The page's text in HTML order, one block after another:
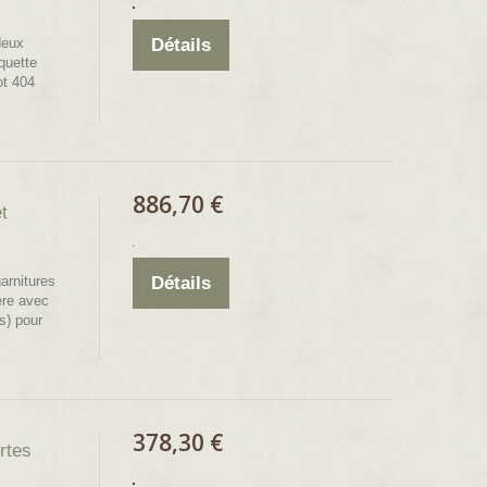
404
Détails
avec
pour
886,70 €
Détails
378,30 €